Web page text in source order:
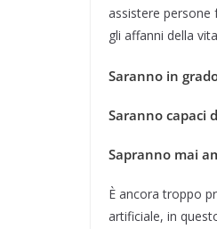
assistere persone
gli affanni della
Saranno in
Saranno capaci
Sapranno mai
È ancora troppo
artificiale, in